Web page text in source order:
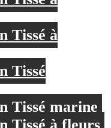
Tissé à
Tissé
Tissé marine